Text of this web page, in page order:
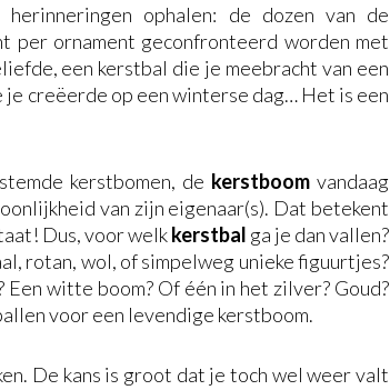
ophalen: de dozen van de
per ornament geconfronteerd worden met
een kerstbal die je meebracht van een
creëerde op een winterse dag… Het is een
kerstbomen, de kerstboom vandaag
van zijn eigenaar(s). Dat betekent
Dus, voor welkkerstbal ga je dan vallen?
rotan, wol, of simpelweg unieke figuurtjes?
Een witte boom? Of één in het zilver? Goud?
voor een levendige kerstboom.
De kans is groot dat je toch wel weer valt